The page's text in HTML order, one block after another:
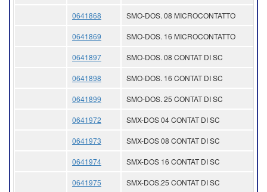
0641868 SMO-DOS. 08 MICROCONTATTO
0641869 SMO-DOS. 16 MICROCONTATTO
0641897 SMO-DOS. 08 CONTAT DI SC
0641898 SMO-DOS. 16 CONTAT DI SC
0641899 SMO-DOS. 25 CONTAT DI SC
0641972 SMX-DOS 04 CONTAT DI SC
0641973 SMX-DOS 08 CONTAT DI SC
0641974 SMX-DOS 16 CONTAT DI SC
0641975 SMX-DOS.25 CONTAT DI SC